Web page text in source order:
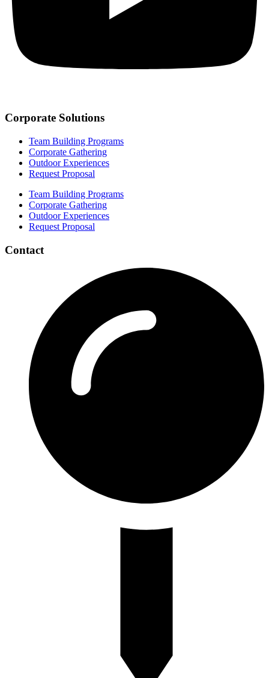
Corporate Solutions
Team Building Programs
Corporate Gathering
Outdoor Experiences
Request Proposal
Team Building Programs
Corporate Gathering
Outdoor Experiences
Request Proposal
Contact